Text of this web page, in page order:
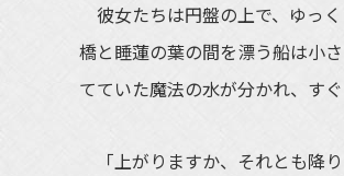
彼女たちは円盤の上で、ゆっ
橋と睡蓮の葉の間を漂う船は小
てていた魔法の水が分かれ、す
「上がりますか、それとも降